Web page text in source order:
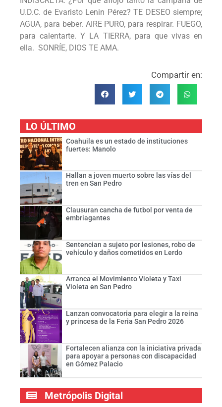
U.D.C. de Evaristo Lenin Pérez? TE DESEO siempre;
AGUA, para beber. AIRE PURO, para respirar. FUEGO,
para calentarte. Y LA TIERRA, para que vivas en
ella. SONRÍE, DIOS TE AMA.
Compartir en:
LO ÚLTIMO
Coahuila es un estado de instituciones
fuertes: Manolo
Hallan a joven muerto sobre las vías del
tren en San Pedro
Clausuran cancha de futbol por venta de
embriagantes
Sentencian a sujeto por lesiones, robo de
vehículo y daños cometidos en Lerdo
Arranca el Movimiento Violeta y Taxi
Violeta en San Pedro
Lanzan convocatoria para elegir a la reina
y princesa de la Feria San Pedro 2026
Fortalecen alianza con la iniciativa privada
para apoyar a personas con discapacidad
en Gómez Palacio
Metrópolis Digital